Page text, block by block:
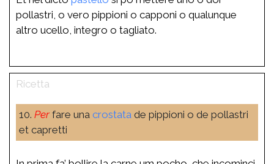
pollastri, o vero pippioni o capponi o qualunque
altro ucello, integro o tagliato.
10. Perfare una crostata de pippioni o de pollastri
et capretti